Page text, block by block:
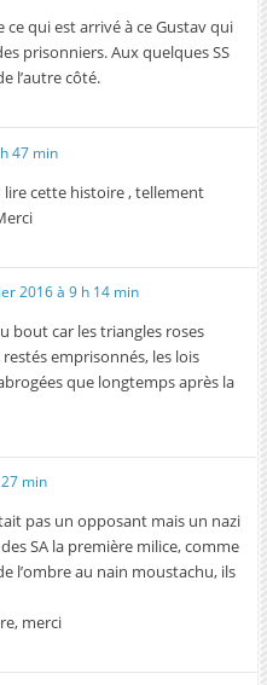
ce qui est arrivé à ce Gustav qui
prisonniers. Aux quelques SS
l’autre côté.
47 min
lire cette histoire , tellement
2016 à 9 h 14 min
bout car les triangles roses
emprisonnés, les lois
que longtemps après la
min
pas un opposant mais un nazi
SA la première milice, comme
l’ombre au nain moustachu, ils
merci